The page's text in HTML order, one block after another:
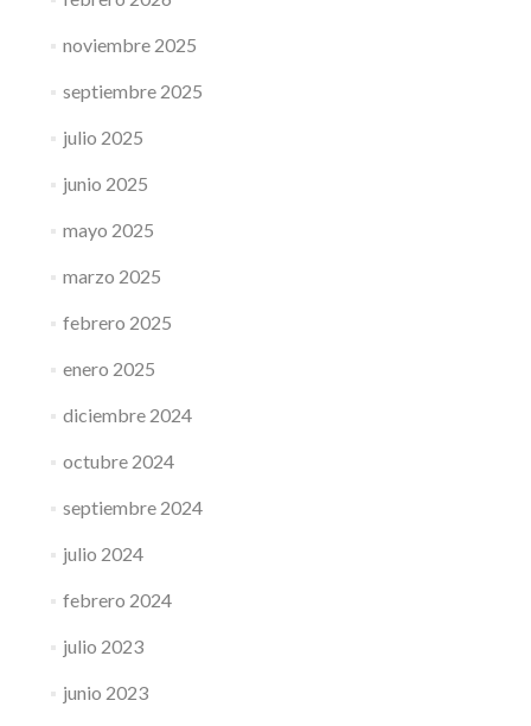
noviembre 2025
septiembre 2025
julio 2025
junio 2025
mayo 2025
marzo 2025
febrero 2025
enero 2025
diciembre 2024
octubre 2024
septiembre 2024
julio 2024
febrero 2024
julio 2023
junio 2023